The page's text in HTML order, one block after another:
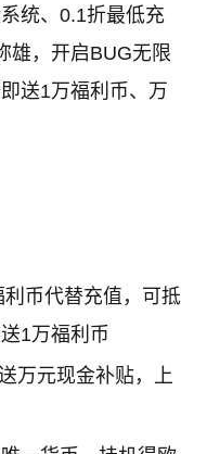
统、0.1折最低充
雄，开启BUG无限
送1万福利币、万
币代替充值，可抵
1万福利币
万元现金补贴，上